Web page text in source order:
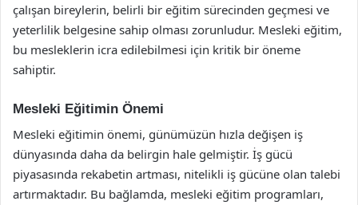
çalışan bireylerin, belirli bir eğitim sürecinden geçmesi ve
yeterlilik belgesine sahip olması zorunludur. Mesleki eğitim,
bu mesleklerin icra edilebilmesi için kritik bir öneme
sahiptir.
Mesleki Eğitimin Önemi
Mesleki eğitimin önemi, günümüzün hızla değişen iş
dünyasında daha da belirgin hale gelmiştir. İş gücü
piyasasında rekabetin artması, nitelikli iş gücüne olan talebi
artırmaktadır. Bu bağlamda, mesleki eğitim programları,